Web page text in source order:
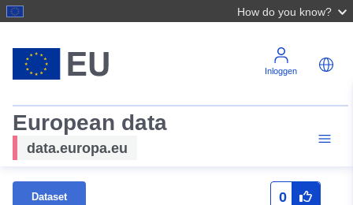
How do you know?
Inloggen
European data
data.europa.eu
Dataset 0